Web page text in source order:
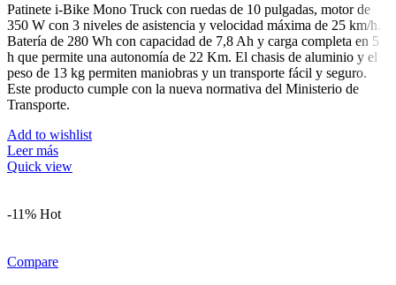
Patinete i-Bike Mono Truck con ruedas de 10 pulgadas, motor de
350 W con 3 niveles de asistencia y velocidad máxima de 25 km/h.
Batería de 280 Wh con capacidad de 7,8 Ah y carga completa en 5
h que permite una autonomía de 22 Km. El chasis de aluminio y el
peso de 13 kg permiten maniobras y un transporte fácil y seguro.
Este producto cumple con la nueva normativa del Ministerio de
Transporte.
Add to wishlist
Leer más
Quick view
-11% Hot
Compare